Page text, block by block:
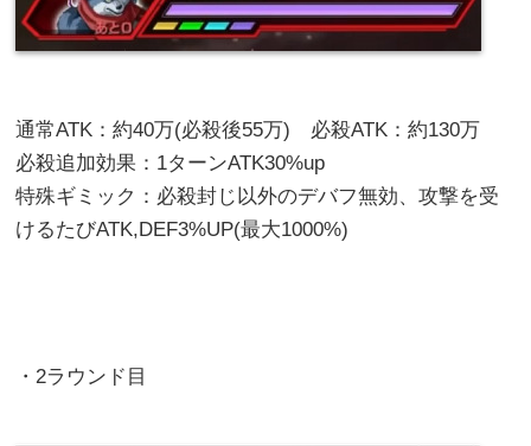
通常ATK：約40万(必殺後55万) 必殺ATK：約130万
必殺追加効果：1ターンATK30%up
特殊ギミック：必殺封じ以外のデバフ無効、攻撃を受
けるたびATK,DEF3%UP(最大1000%)
・2ラウンド目